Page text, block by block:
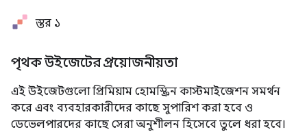
স্তর ১
পৃথক উইজেটের প্রয়োজনীয়তা
এই উইজেটগুলো প্রিমিয়াম হোমস্ক্রিন কাস্টমাইজেশন সমর্থন
করে এবং ব্যবহারকারীদের কাছে সুপারিশ করা হবে ও
ডেভেলপারদের কাছে সেরা অনুশীলন হিসেবে তুলে ধরা হবে।